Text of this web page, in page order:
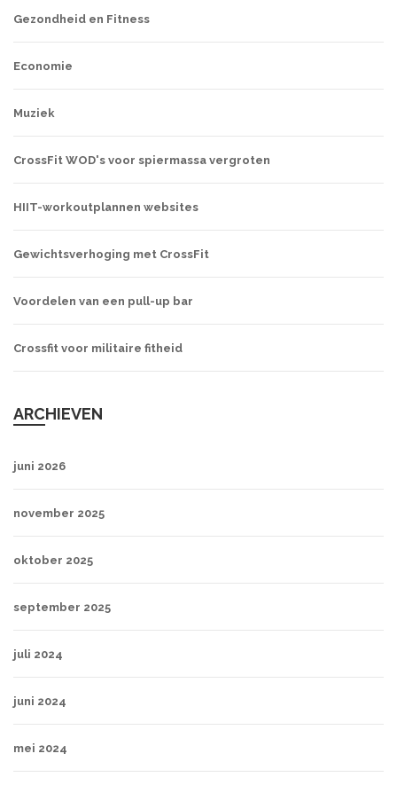
Gezondheid en Fitness
Economie
Muziek
CrossFit WOD's voor spiermassa vergroten
HIIT-workoutplannen websites
Gewichtsverhoging met CrossFit
Voordelen van een pull-up bar
Crossfit voor militaire fitheid
ARCHIEVEN
juni 2026
november 2025
oktober 2025
september 2025
juli 2024
juni 2024
mei 2024